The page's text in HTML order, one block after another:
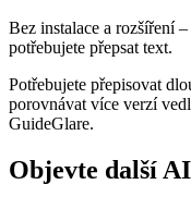
Bez instalace a rozšíření
potřebujete přepsat text.
Potřebujete přepisovat
porovnávat více verzí
GuideGlare.
Objevte další